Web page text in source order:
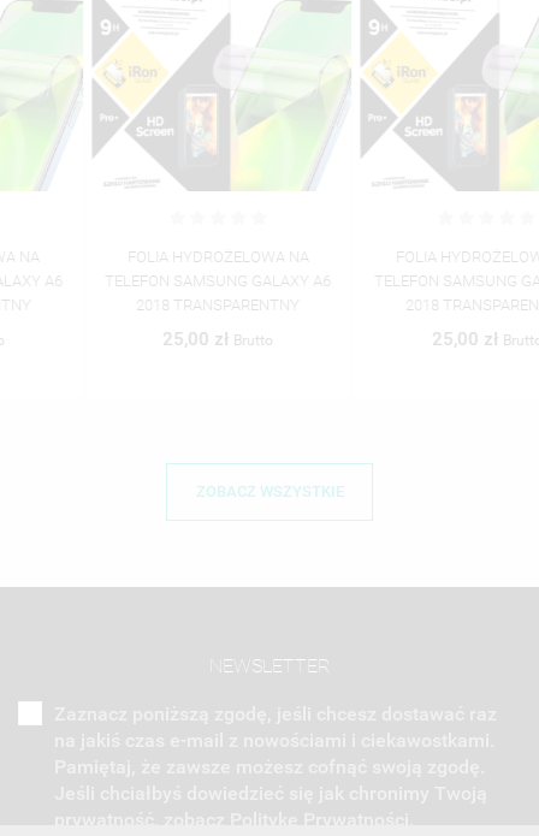
FOLIA HYDROŻELOWA NA
TELEFON SAMSUNG GALAXY A6
2018 TRANSPARENTNY
Brutto
FOLIA HYDROŻELOWA NA
TELEFON SAMSUNG GALAXY A6
2018 TRANSPARENTNY
Brutto
ZOBACZ WSZYSTKIE
NEWSLETTER